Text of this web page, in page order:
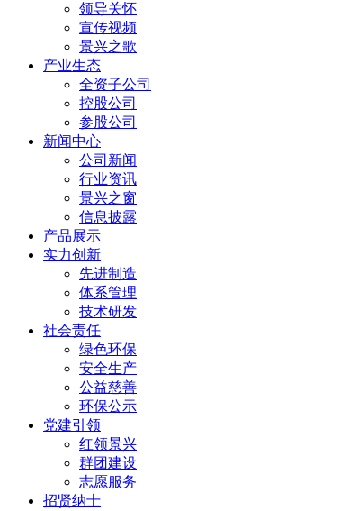
领导关怀
宣传视频
景兴之歌
产业生态
全资子公司
控股公司
参股公司
新闻中心
公司新闻
行业资讯
景兴之窗
信息披露
产品展示
实力创新
先进制造
体系管理
技术研发
社会责任
绿色环保
安全生产
公益慈善
环保公示
党建引领
红领景兴
群团建设
志愿服务
招贤纳士